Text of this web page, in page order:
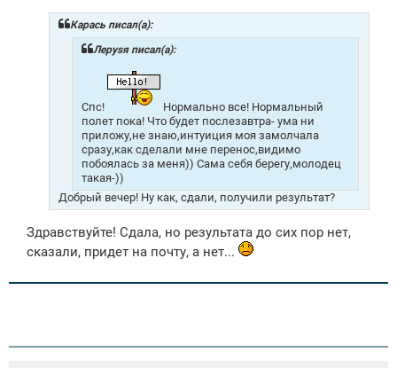
Карась писал(а):
Лeрysя писал(а):
Спс!
Нормально все! Нормальный
полет пока! Что будет послезавтра- ума ни
приложу,не знаю,интуиция моя замолчала
сразу,как сделали мне перенос,видимо
побоялась за меня)) Сама себя берегу,молодец
такая-))
Добрый вечер! Ну как, сдали, получили результат?
Здравствуйте! Сдала, но результата до сих пор нет,
сказали, придет на почту, а нет...